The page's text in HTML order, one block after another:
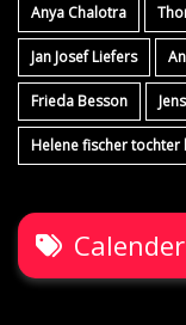
Anya Chalotra
Jan Josef Liefers
Frieda Besson
Helene fischer tochter
Calender